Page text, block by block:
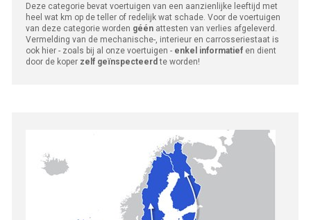
Deze categorie bevat voertuigen van een aanzienlijke leeftijd met
heel wat km op de teller of redelijk wat schade. Voor de voertuigen
van deze categorie worden géén attesten van verlies afgeleverd.
Vermelding van de mechanische-, interieur en carrosseriestaat is
ook hier - zoals bij al onze voertuigen - enkel informatief en dient
door de koper zelf geïnspecteerd te worden!